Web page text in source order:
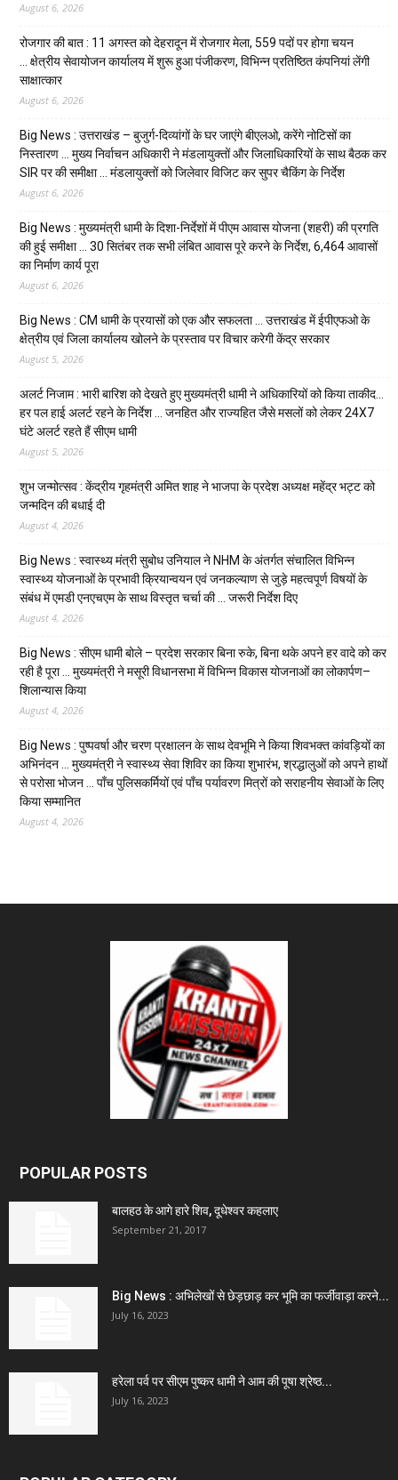
August 6, 2026
रोजगार की बात : 11 अगस्त को देहरादून में रोजगार मेला, 559 पदों पर होगा चयन
… क्षेत्रीय सेवायोजन कार्यालय में शुरू हुआ पंजीकरण, विभिन्न प्रतिष्ठित कंपनियां लेंगी
साक्षात्कार
August 6, 2026
Big News : उत्तराखंड – बुजुर्ग-दिव्यांगों के घर जाएंगे बीएलओ, करेंगे नोटिसों का
निस्तारण … मुख्य निर्वाचन अधिकारी ने मंडलायुक्तों और जिलाधिकारियों के साथ बैठक कर
SIR पर की समीक्षा … मंडलायुक्तों को जिलेवार विजिट कर सुपर चैकिंग के निर्देश
August 6, 2026
Big News : मुख्यमंत्री धामी के दिशा-निर्देशों में पीएम आवास योजना (शहरी) की प्रगति
की हुई समीक्षा … 30 सितंबर तक सभी लंबित आवास पूरे करने के निर्देश, 6,464 आवासों
का निर्माण कार्य पूरा
August 6, 2026
Big News : CM धामी के प्रयासों को एक और सफलता … उत्तराखंड में ईपीएफओ के
क्षेत्रीय एवं जिला कार्यालय खोलने के प्रस्ताव पर विचार करेगी केंद्र सरकार
August 5, 2026
अलर्ट निजाम : भारी बारिश को देखते हुए मुख्यमंत्री धामी ने अधिकारियों को किया ताकीद…
हर पल हाई अलर्ट रहने के निर्देश … जनहित और राज्यहित जैसे मसलों को लेकर 24X7
घंटे अलर्ट रहते हैं सीएम धामी
August 5, 2026
शुभ जन्मोत्सव : केंद्रीय गृहमंत्री अमित शाह ने भाजपा के प्रदेश अध्यक्ष महेंद्र भट्ट को
जन्मदिन की बधाई दी
August 4, 2026
Big News : स्वास्थ्य मंत्री सुबोध उनियाल ने NHM के अंतर्गत संचालित विभिन्न
स्वास्थ्य योजनाओं के प्रभावी क्रियान्वयन एवं जनकल्याण से जुड़े महत्वपूर्ण विषयों के
संबंध में एमडी एनएचएम के साथ विस्तृत चर्चा की … जरूरी निर्देश दिए
August 4, 2026
Big News : सीएम धामी बोले – प्रदेश सरकार बिना रुके, बिना थके अपने हर वादे को कर
रही है पूरा … मुख्यमंत्री ने मसूरी विधानसभा में विभिन्न विकास योजनाओं का लोकार्पण–
शिलान्यास किया
August 4, 2026
Big News : पुष्पवर्षा और चरण प्रक्षालन के साथ देवभूमि ने किया शिवभक्त कांवड़ियों का
अभिनंदन … मुख्यमंत्री ने स्वास्थ्य सेवा शिविर का किया शुभारंभ, श्रद्धालुओं को अपने हाथों
से परोसा भोजन … पाँच पुलिसकर्मियों एवं पाँच पर्यावरण मित्रों को सराहनीय सेवाओं के लिए
किया सम्मानित
August 4, 2026
POPULAR POSTS
बालहठ के आगे हारे शिव, दूधेश्वर कहलाए
September 21, 2017
Big News : अभिलेखों से छेड़छाड़ कर भूमि का फर्जीवाड़ा करने...
July 16, 2023
हरेला पर्व पर सीएम पुष्कर धामी ने आम की पूषा श्रेष्ठ...
July 16, 2023